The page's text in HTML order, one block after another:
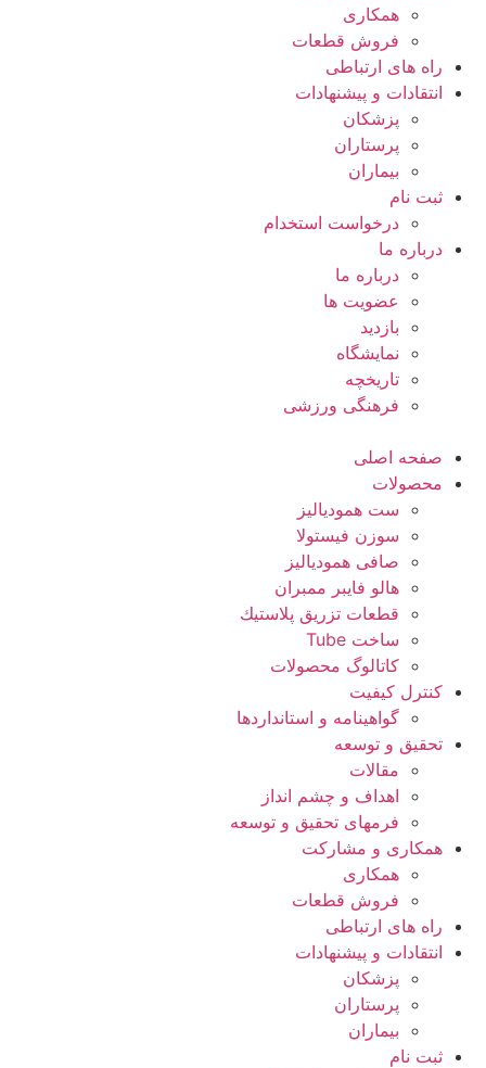
همکاری
فروش قطعات
راه های ارتباطی
انتقادات و پيشنهادات
پزشكان
پرستاران
بيماران
ثبت نام
درخواست استخدام
درباره ما
درباره ما
عضویت ها
بازدید
نمایشگاه
تاريخچه
فرهنگی ورزشی
صفحه اصلی
محصولات
ست همودیالیز
سوزن فیستولا
صافی همودیالیز
هالو فایبر ممبران
قطعات تزريق پلاستيك
ساخت Tube
کاتالوگ محصولات
کنترل کیفیت
گواهينامه و استانداردها
تحقيق و توسعه
مقالات
اهداف و چشم انداز
فرمهای تحقیق و توسعه
همکاری و مشارکت
همکاری
فروش قطعات
راه های ارتباطی
انتقادات و پيشنهادات
پزشكان
پرستاران
بيماران
ثبت نام